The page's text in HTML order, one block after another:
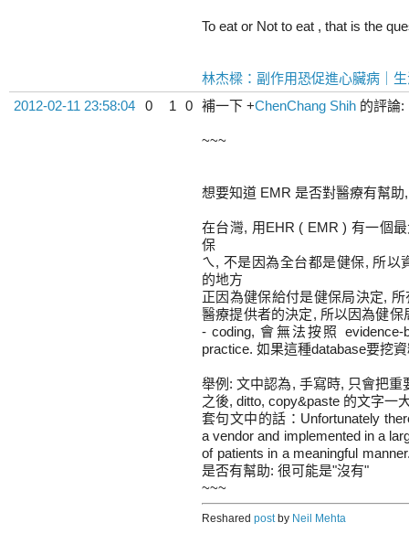
To eat or Not to eat , that is the
林杰樑：副作用恐促進心臟病｜
2012-02-11 23:58:04
0 1 0 補一下 +ChenChang Shih 的評論:
~~~
想要知道 EMR 是否對醫療有幫
在台灣, 用EHR ( EMR ) 有一個
保
ㄟ, 不是因為全台都是健保, 所以
的地方
正因為健保給付是健保局決定,
醫療提供者的決定, 所以因為健
- coding, 會無法按照
practice. 如果這種database要挖
舉例: 文中認為, 手寫時, 只會把
之後, ditto, copy&paste 的文字一
套句文中的話：Unfortunately
a vendor and implemented in a
of patients in a meaningful
是否有幫助: 很可能是"沒有"
~~~
Reshared postby Neil Mehta